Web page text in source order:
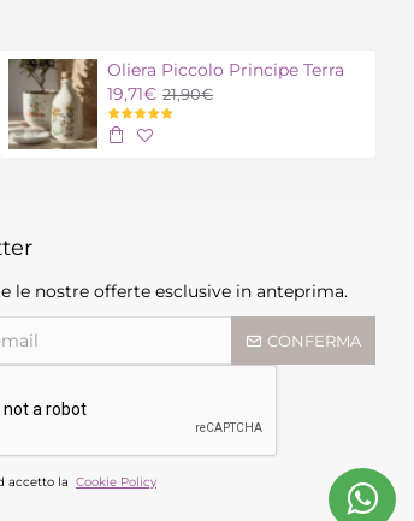
Oliera Piccolo Principe Terra
19,71€ 21,90€
le nostre offerte esclusive in anteprima.
CONFERMA
accetto la Cookie Policy